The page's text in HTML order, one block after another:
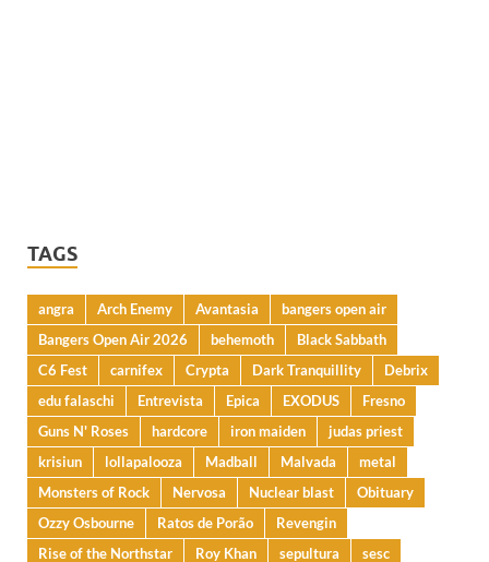
TAGS
angra Arch Enemy Avantasia
bangers open air
Bangers Open Air 2026
behemoth
Black Sabbath
C6 Fest
carnifex Crypta Dark Tranquillity
Debrix
edu falaschi
Entrevista Epica EXODUS
Fresno
Guns N' Roses
hardcore iron maiden
judas priest
krisiun
lollapalooza Madball Malvada
metal
Monsters of Rock
Nervosa Nuclear blast
Obituary
Ozzy Osbourne
Ratos de Porão
Revengin
Rise of the Northstar
Roy Khan sepultura sesc